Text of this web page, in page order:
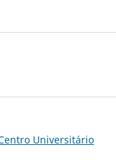
Universitário